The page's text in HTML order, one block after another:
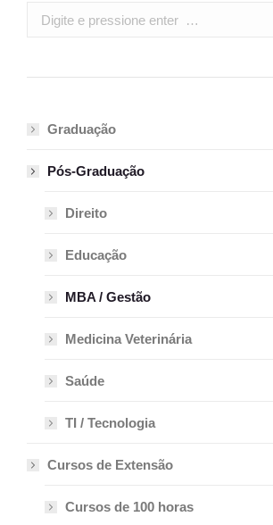
Search:
Graduação
Pós-Graduação
Direito
Educação
MBA / Gestão
Medicina Veterinária
Saúde
TI / Tecnologia
Cursos de Extensão
Cursos de 100 horas